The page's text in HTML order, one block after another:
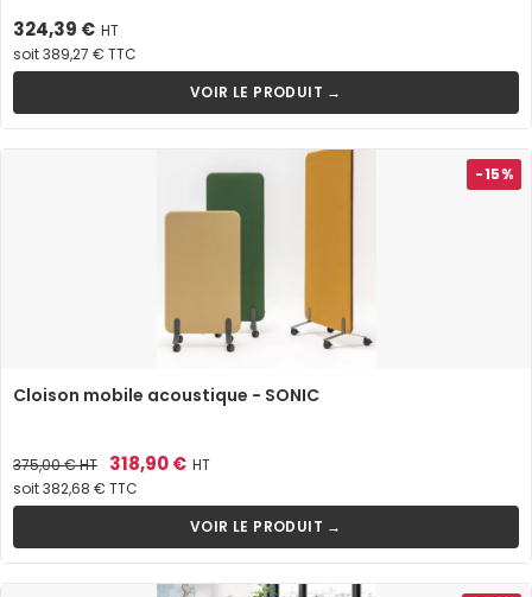
Prix
324,39 € HT
soit 389,27 € TTC
VOIR LE PRODUIT →
-15%
Cloison mobile acoustique - SONIC
Prix
de
base
375,00 €HT Prix
318,90 € HT
soit 382,68 € TTC
VOIR LE PRODUIT →